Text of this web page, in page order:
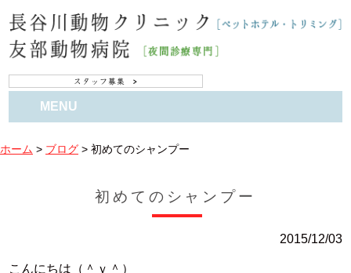
MENU
ホーム > ブログ > 初めてのシャンプー
初めてのシャンプー
2015/12/03
こんにちは（＾ｖ＾）